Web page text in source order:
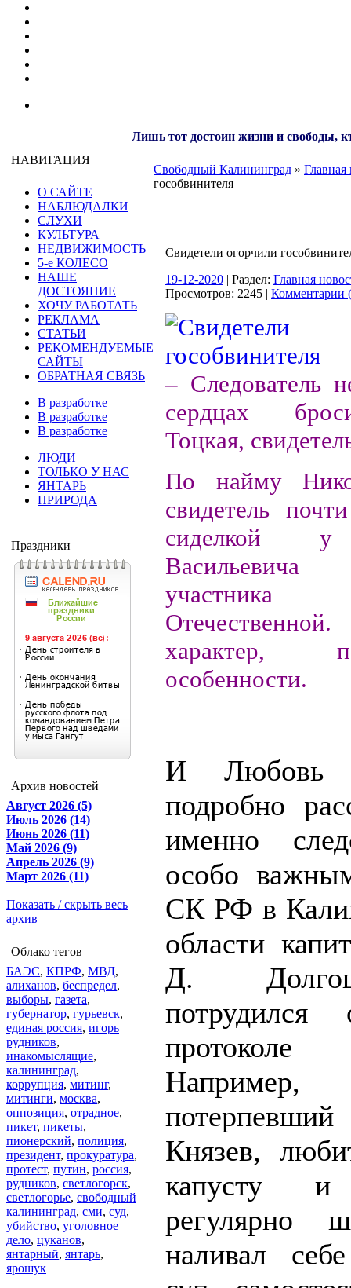
Лишь тот достоин жизни и свободы,
НАВИГАЦИЯ
О САЙТЕ
НАБЛЮДАЛКИ
СЛУХИ
КУЛЬТУРА
НЕДВИЖИМОСТЬ
5-е КОЛЕСО
НАШЕ
ДОСТОЯНИЕ
ХОЧУ РАБОТАТЬ
РЕКЛАМА
СТАТЬИ
РЕКОМЕНДУЕМЫЕ
САЙТЫ
ОБРАТНАЯ СВЯЗЬ
В разработке
В разработке
В разработке
ЛЮДИ
ТОЛЬКО У НАС
ЯНТАРЬ
ПРИРОДА
Праздники
Архив новостей
Август 2026 (5)
Июль 2026 (14)
Июнь 2026 (11)
Май 2026 (9)
Апрель 2026 (9)
Март 2026 (11)
Показать / скрыть весь
архив
Облако тегов
БАЭС, КПРФ, МВД,
алиханов, беспредел,
выборы, газета,
губернатор, гурьевск,
единая россия, игорь
рудников,
инакомыслящие,
калининград,
коррупция, митинг,
митинги, москва,
оппозиция, отрадное,
пикет, пикеты,
пионерский, полиция,
президент, прокуратура,
протест, путин, россия,
рудников, светлогорск,
светлогорье, свободный
калининград, сми, суд,
убийство, уголовное
дело, цуканов,
янтарный, янтарь,
ярошук
Свободный Калининград » Главная
гособвинителя
Свидетели огорчили
19-12-2020 | Раздел: Главная
Просмотров: 2245 | Комментарии
– Следователь
сердцах
Тоцкая,
По найму
свидетель
сиделкой у
характер,
особенности.
И Любовь
подробно
именно
особо
СК РФ в
области
Д.
потрудился
Князев,
капусту
регулярно
наливал